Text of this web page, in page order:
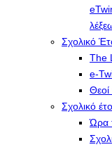
Σχολικό
The
e-
Σχολικό
Ώρα